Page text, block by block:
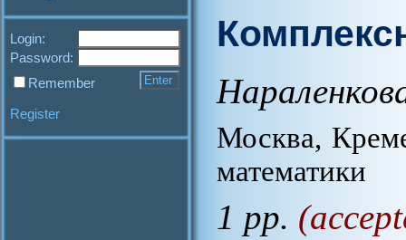
Login:
Password:
Remember
Register
Москва,
математики
1 pp.